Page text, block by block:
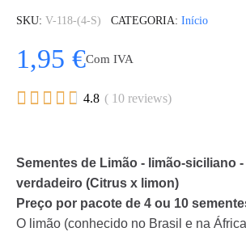
SKU V-118-(4-S) CATEGORIA Início
1,95 €Com IVA
     4.8 ( 10 reviews)
Sementes de Limão - limão-siciliano
verdadeiro (Citrus x limon)
Preço por pacote de 4 ou 10
O limão (conhecido no Brasil e na